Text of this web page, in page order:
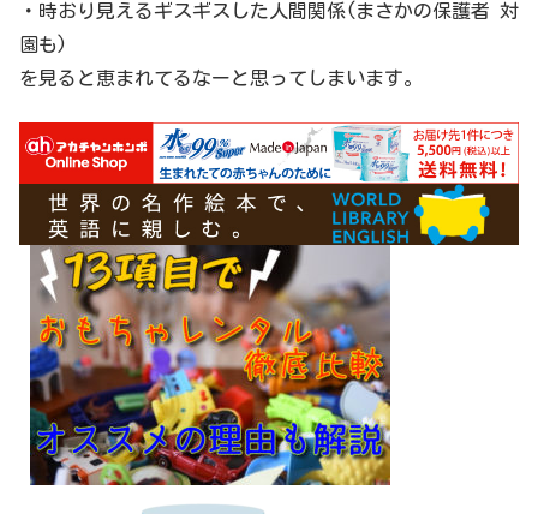
・時おり見えるギスギスした人間関係(まさかの保護者 対
園も)
を見ると恵まれてるなーと思ってしまいます。